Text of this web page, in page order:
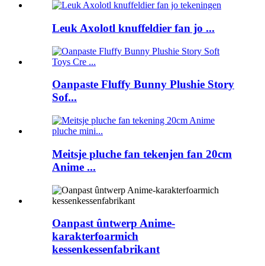
Leuk Axolotl knuffeldier fan jo ...
Oanpaste Fluffy Bunny Plushie Story
Sof...
Meitsje pluche fan tekenjen fan 20cm
Anime ...
Oanpast ûntwerp Anime-
karakterfoarmich
kessenkessenfabrikant